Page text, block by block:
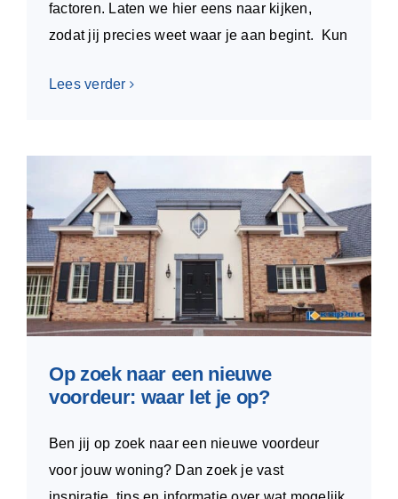
factoren. Laten we hier eens naar kijken,
zodat jij precies weet waar je aan begint. Kun
Lees verder
Op zoek naar een nieuwe
voordeur: waar let je op?
Ben jij op zoek naar een nieuwe voordeur
voor jouw woning? Dan zoek je vast